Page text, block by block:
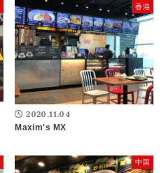
香港
2020.11.04
Maxim's MX
中国